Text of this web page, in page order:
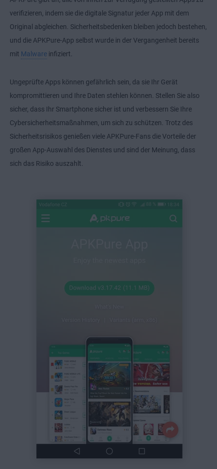
verifizieren, indem sie die digitale Signatur jeder App mit dem
Original abgleichen. Sicherheitsbedenken bleiben jedoch bestehen,
und die APKPure-App selbst wurde in der Vergangenheit bereits
mit Malware infiziert.
Ungeprüfte Apps können gefährlich sein, da sie Ihr Gerät
kompromittieren und Ihre Daten stehlen können. Stellen Sie also
sicher, dass Ihr Smartphone sicher ist und verbessern Sie Ihre
Cybersicherheitsmaßnahmen, um sich zu schützen. Trotz des
Sicherheitsrisikos genießen viele APKPure-Fans die Vorteile der
großen App-Auswahl des Dienstes und sind der Meinung, dass
sich das Risiko auszahlt.